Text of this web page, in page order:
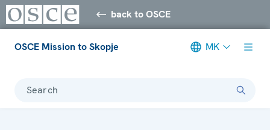
back to OSCE
OSCE Mission to Skopje MK
Search